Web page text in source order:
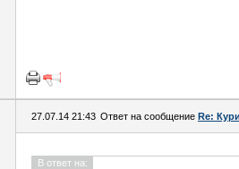
27.07.14 21:43 Ответ на сообщение Re:
В ответ на: